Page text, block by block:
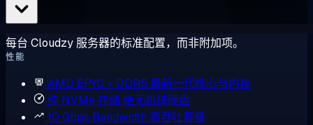
每台 Cloudzy 服务器的标准配置，而非附加项。
性能
AMD EPYC + DDR5 最新一代核心与内存
纯 NVMe 存储绝无机械硬盘
10 Gbps Bandwidth 高吞吐套餐